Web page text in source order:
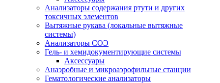
Анализаторы содержания ртути и других
токсичных элементов
Вытяжные рукава (локальные вытяжные
системы)
Анализаторы СОЭ
Гель- и хемидокументирующие системы
Аксессуары
Анаэробные и микроаэрофильные станции
Гематологические анализаторы